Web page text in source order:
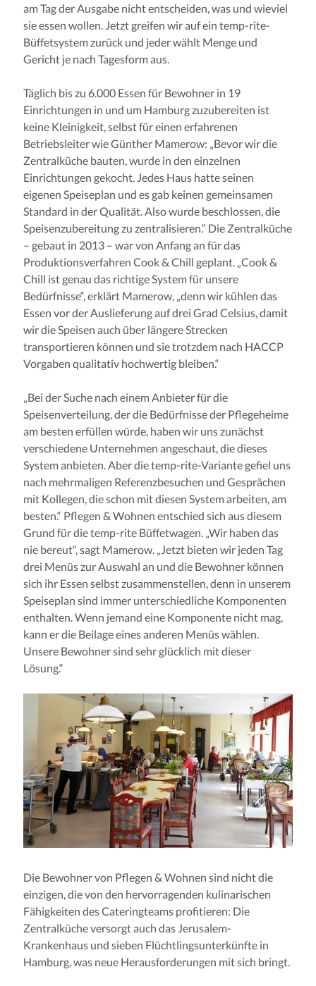
am Tag der Ausgabe nicht entscheiden, was und wieviel
sie essen wollen. Jetzt greifen wir auf ein temp-rite-
Büffetsystem zurück und jeder wählt Menge und
Gericht je nach Tagesform aus.
Täglich bis zu 6.000 Essen für Bewohner in 19
Einrichtungen in und um Hamburg zuzubereiten ist
keine Kleinigkeit, selbst für einen erfahrenen
Betriebsleiter wie Günther Mamerow: „Bevor wir die
Zentralküche bauten, wurde in den einzelnen
Einrichtungen gekocht. Jedes Haus hatte seinen
eigenen Speiseplan und es gab keinen gemeinsamen
Standard in der Qualität. Also wurde beschlossen, die
Speisenzubereitung zu zentralisieren.“ Die Zentralküche
– gebaut in 2013 – war von Anfang an für das
Produktionsverfahren Cook & Chill geplant. „Cook &
Chill ist genau das richtige System für unsere
Bedürfnisse“, erklärt Mamerow, „denn wir kühlen das
Essen vor der Auslieferung auf drei Grad Celsius, damit
wir die Speisen auch über längere Strecken
transportieren können und sie trotzdem nach HACCP
Vorgaben qualitativ hochwertig bleiben.“
„Bei der Suche nach einem Anbieter für die
Speisenverteilung, der die Bedürfnisse der Pflegeheime
am besten erfüllen würde, haben wir uns zunächst
verschiedene Unternehmen angeschaut, die dieses
System anbieten. Aber die temp-rite-Variante gefiel uns
nach mehrmaligen Referenzbesuchen und Gesprächen
mit Kollegen, die schon mit diesen System arbeiten, am
besten.“ Pflegen & Wohnen entschied sich aus diesem
Grund für die temp-rite Büffetwagen. „Wir haben das
nie bereut“, sagt Mamerow. „Jetzt bieten wir jeden Tag
drei Menüs zur Auswahl an und die Bewohner können
sich ihr Essen selbst zusammenstellen, denn in unserem
Speiseplan sind immer unterschiedliche Komponenten
enthalten. Wenn jemand eine Komponente nicht mag,
kann er die Beilage eines anderen Menüs wählen.
Unsere Bewohner sind sehr glücklich mit dieser
Lösung.“
Die Bewohner von Pflegen & Wohnen sind nicht die
einzigen, die von den hervorragenden kulinarischen
Fähigkeiten des Cateringteams profitieren: Die
Zentralküche versorgt auch das Jerusalem-
Krankenhaus und sieben Flüchtlingsunterkünfte in
Hamburg, was neue Herausforderungen mit sich bringt.